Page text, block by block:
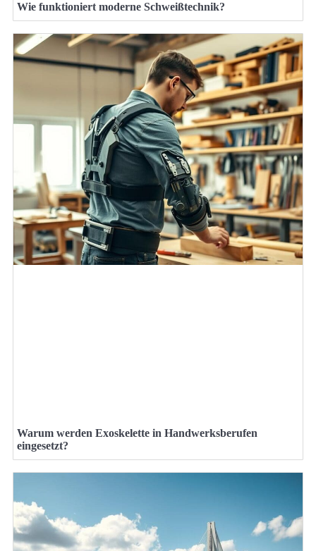
Wie funktioniert moderne Schweißtechnik?
Warum werden Exoskelette in Handwerksberufen
eingesetzt?